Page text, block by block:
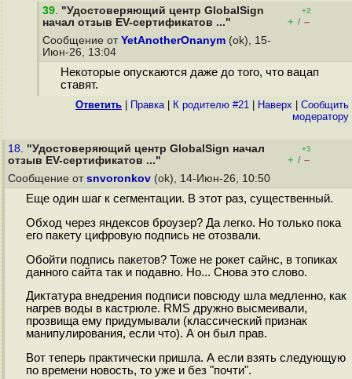
39. "Удостоверяющий центр GlobalSign
начал отзыв EV-сертификатов ..."
+2
+ / –
Сообщение от YetAnotherOnanym (ok), 15-
Июн-26, 13:04
Некоторые опускаются даже до того, что вацап
ставят.
Ответить Правка| К родителю #21 Наверх
Cообщить
модератору
18. "Удостоверяющий центр GlobalSign начал
отзыв EV-сертификатов ..."
+3
+ / –
Сообщение от snvoronkov (ok), 14-Июн-26, 10:50
Еще один шаг к сегментации. В этот раз, существенный.
Обход через яндексов броузер? Да легко. Но только пока
его пакету цифровую подпись не отозвали.
Обойти подпись пакетов? Тоже не рокет сайнс, в топиках
данного сайта так и подавно. Но... Снова это слово.
Диктатура внедрения подписи повсюду шла медленно, как
нагрев воды в кастрюле. RMS дружно высмеивали,
прозвища ему придумывали (классический признак
манипулирования, если что). А он был прав.
Вот теперь практически пришла. А если взять следующую
по времени новость, то уже и без "почти".